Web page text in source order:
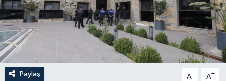
Paylaş A- A+